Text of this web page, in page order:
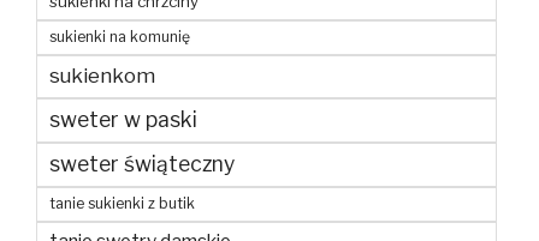
sukienki na komunię
sukienkom
sweter w paski
sweter świąteczny
tanie sukienki z butik